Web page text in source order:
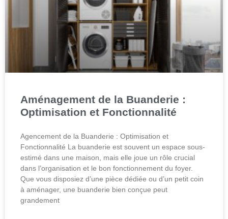
Aménagement de la Buanderie :
Optimisation et Fonctionnalité
Agencement de la Buanderie : Optimisation et
Fonctionnalité La buanderie est souvent un espace sous-
estimé dans une maison, mais elle joue un rôle crucial
dans l’organisation et le bon fonctionnement du foyer.
Que vous disposiez d’une pièce dédiée ou d’un petit coin
à aménager, une buanderie bien conçue peut
grandement